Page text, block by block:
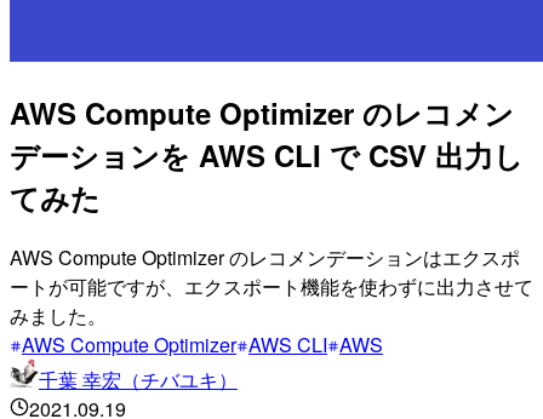
AWS Compute Optimizer のレコメン
デーションを AWS CLI で CSV 出力し
てみた
AWS Compute Optimizer のレコメンデーションはエクスポ
ートが可能ですが、エクスポート機能を使わずに出力させて
みました。
AWS Compute Optimizer AWS CLI AWS
千葉 幸宏（チバユキ）
2021.09.19